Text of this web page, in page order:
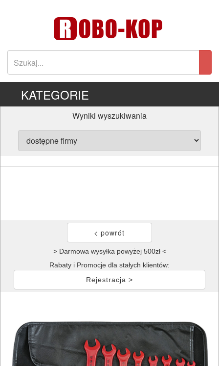
KATEGORIE
Wyniki wyszukiwania
> Darmowa wysyłka powyżej 500zł <
Rabaty i Promocje dla stałych klientów:
Rejestracja >